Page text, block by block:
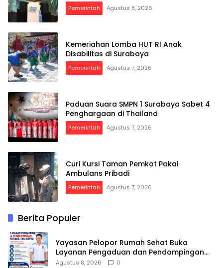
Pemerintah Agustus 8, 2026
Kemeriahan Lomba HUT RI Anak
Disabilitas di Surabaya
Pemerintah Agustus 7, 2026
Paduan Suara SMPN 1 Surabaya Sabet 4
Penghargaan di Thailand
Pemerintah Agustus 7, 2026
Curi Kursi Taman Pemkot Pakai
Ambulans Pribadi
Pemerintah Agustus 7, 2026
Berita Populer
Yayasan Pelopor Rumah Sehat Buka
Layanan Pengaduan dan Pendampingan
Rehabilitasi NAPZA 24 Jam
Agustus 8, 2026 0